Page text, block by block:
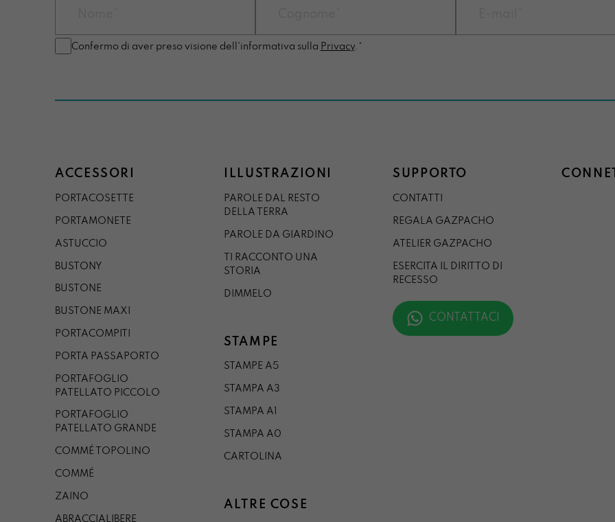
Confermo di aver preso visione dell'informativa sulla Privacy.*
ACCESSORI
PORTACOSETTE
PORTAMONETE
ASTUCCIO
BUSTONY
BUSTONE
BUSTONE MAXI
PORTACOMPITI
PORTA PASSAPORTO
PORTAFOGLIO
PATELLATO PICCOLO
PORTAFOGLIO
PATELLATO GRANDE
COMMÉ TOPOLINO
COMMÉ
ZAINO
ABRACCIALIBERE
ILLUSTRAZIONI
PAROLE DAL RESTO
DELLA TERRA
PAROLE DA GIARDINO
TI RACCONTO UNA
STORIA
DIMMELO
STAMPE
STAMPE A5
STAMPA A3
STAMPA A1
STAMPA A0
CARTOLINA
ALTRE COSE
SUPPORTO
CONTATTI
REGALA GAZPACHO
ATELIER GAZPACHO
ESERCITA IL DIRITTO DI
RECESSO
CONTATTACI